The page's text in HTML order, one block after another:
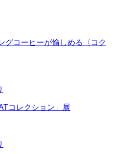
グコーヒーが愉しめる〈コク
コレクション」展